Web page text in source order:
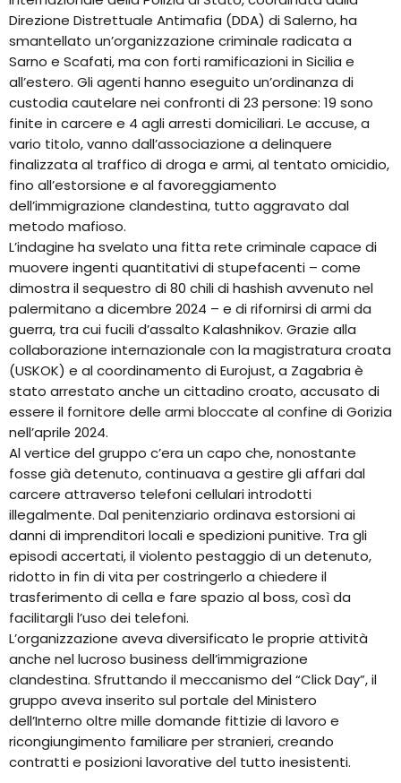
Direzione Distrettuale Antimafia (DDA) di Salerno, ha
smantellato un’organizzazione criminale radicata a
Sarno e Scafati, ma con forti ramificazioni in Sicilia e
all’estero. Gli agenti hanno eseguito un’ordinanza di
custodia cautelare nei confronti di 23 persone: 19 sono
finite in carcere e 4 agli arresti domiciliari. Le accuse, a
vario titolo, vanno dall’associazione a delinquere
finalizzata al traffico di droga e armi, al tentato omicidio,
fino all’estorsione e al favoreggiamento
dell’immigrazione clandestina, tutto aggravato dal
metodo mafioso.
L’indagine ha svelato una fitta rete criminale capace di
muovere ingenti quantitativi di stupefacenti – come
dimostra il sequestro di 80 chili di hashish avvenuto nel
palermitano a dicembre 2024 – e di rifornirsi di armi da
guerra, tra cui fucili d’assalto Kalashnikov. Grazie alla
collaborazione internazionale con la magistratura croata
(USKOK) e al coordinamento di Eurojust, a Zagabria è
stato arrestato anche un cittadino croato, accusato di
essere il fornitore delle armi bloccate al confine di Gorizia
nell’aprile 2024.
Al vertice del gruppo c’era un capo che, nonostante
fosse già detenuto, continuava a gestire gli affari dal
carcere attraverso telefoni cellulari introdotti
illegalmente. Dal penitenziario ordinava estorsioni ai
danni di imprenditori locali e spedizioni punitive. Tra gli
episodi accertati, il violento pestaggio di un detenuto,
ridotto in fin di vita per costringerlo a chiedere il
trasferimento di cella e fare spazio al boss, così da
facilitargli l’uso dei telefoni.
L’organizzazione aveva diversificato le proprie attività
anche nel lucroso business dell’immigrazione
clandestina. Sfruttando il meccanismo del “Click Day”, il
gruppo aveva inserito sul portale del Ministero
dell’Interno oltre mille domande fittizie di lavoro e
ricongiungimento familiare per stranieri, creando
contratti e posizioni lavorative del tutto inesistenti.